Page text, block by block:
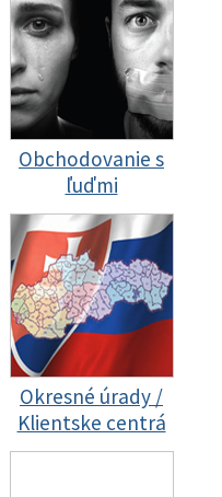
Obchodovanie s
ľuďmi
Okresné úrady /
Klientske centrá